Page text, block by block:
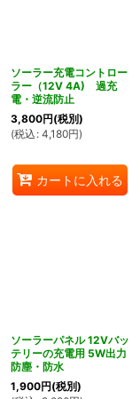
ソーラー充電コントロー
ラー（12V 4A) 過充
電・逆流防止
3,800円(税別)
(税込 : 4,180円)
カートに入れる
ソーラーパネル 12Vバッ
テリーの充電用 5W出力
防塵・防水
1,900円(税別)